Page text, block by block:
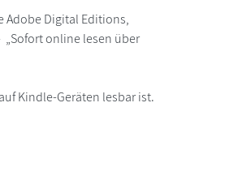
Adobe Digital Editions,
„Sofort online lesen über
Kindle-Geräten lesbar ist.